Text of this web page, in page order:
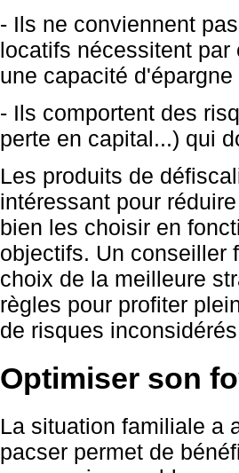
- Ils ne conviennent
locatifs nécessitent
une capacité
- Ils comportent des
perte en capital...) qui
Les produits de
intéressant pour
bien les choisir en
objectifs. Un conseiller
choix de la meilleure
règles pour profiter
de risques
Optimiser son
La situation familiale a
pacser permet de